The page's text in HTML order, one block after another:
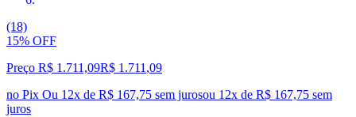
(18)
15% OFF
Preço R$ 1.711,09R$ 1.711 ,09
no Pix Ou 12x de R$ 167,75 sem jurosou 12x de R$ 167,75 sem
juros